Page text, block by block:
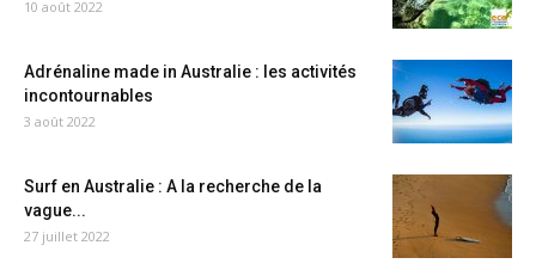
10 août 2022
Adrénaline made in Australie : les activités
incontournables
3 août 2022
Surf en Australie : A la recherche de la
vague...
27 juillet 2022